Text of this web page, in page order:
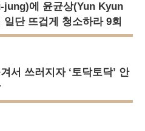
jung)에 윤균상(Yun Kyun
단 뜨겁게 청소하라 9회
서 쓰러지자 ‘토닥토닥’ 안